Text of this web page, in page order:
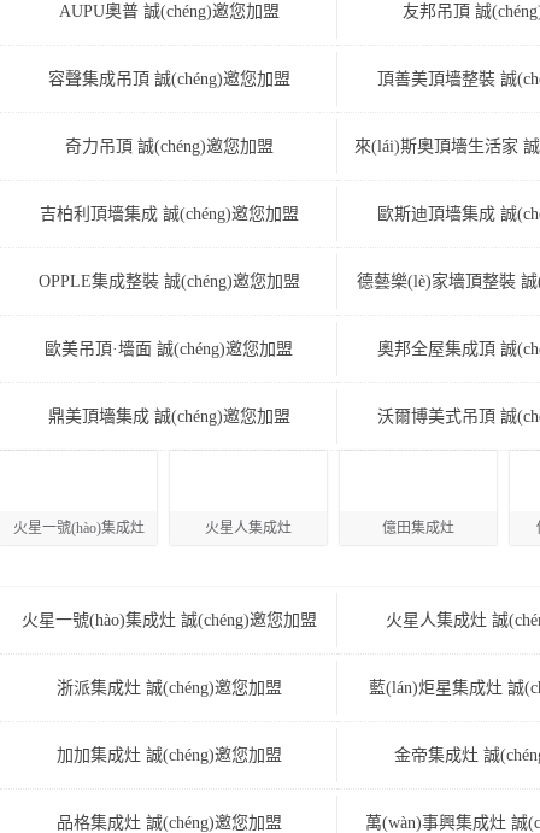
AUPU奧普 誠(chéng)邀您加盟 友邦吊頂 誠
容聲集成吊頂 誠(chéng)邀您加盟 頂善美頂墻整裝 誠
奇力吊頂 誠(chéng)邀您加盟 來(lái)斯奧頂墻生活家
吉柏利頂墻集成 誠(chéng)邀您加盟 歐斯迪頂墻集成 誠
OPPLE集成整裝 誠(chéng)邀您加盟 德藝樂(lè)家墻頂整裝 誠
歐美吊頂·墻面 誠(chéng)邀您加盟 奧邦全屋集成頂 誠
鼎美頂墻集成 誠(chéng)邀您加盟 沃爾博美式吊頂 誠
火星一號(hào)集成灶 火星人集成灶 億田集成灶
火星一號(hào)集成灶 誠(chéng)邀您加盟 火星人集成灶 誠
浙派集成灶 誠(chéng)邀您加盟 藍(lán)炬星集成灶 誠
加加集成灶 誠(chéng)邀您加盟 金帝集成灶 誠
品格集成灶 誠(chéng)邀您加盟 萬(wàn)事興集成灶 誠